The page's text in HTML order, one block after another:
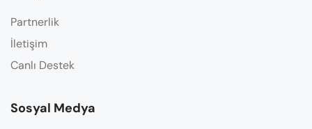
Partnerlik
İletişim
Canlı Destek
Sosyal Medya